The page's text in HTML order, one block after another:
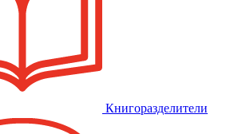
Книгоразделители